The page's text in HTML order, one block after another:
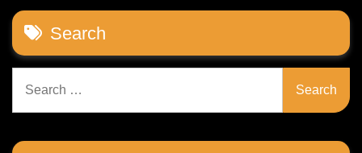
Search
for: